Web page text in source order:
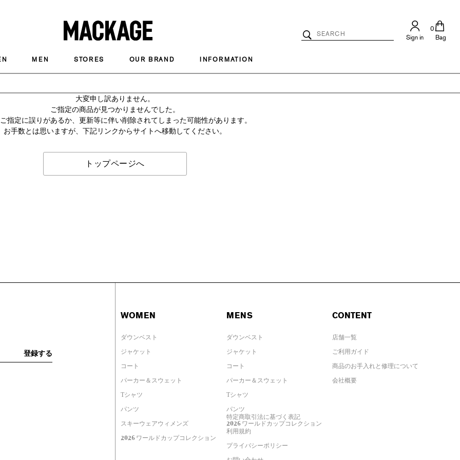
MACKAGE
Bag
0
Sign in
Search
Catalog
MEN STORES OUR BRAND INFORMATION
大変申し訳ありません。
ご指定の商品が見つかりませんでした。
指定に誤りがあるか、更新等に伴い削除されてしまった可能性があります。
お手数とは思いますが、下記リンクからサイトへ移動してください。
トップページへ
WOMEN
ダウンベスト
ジャケット
コート
パーカー＆スウェット
Tシャツ
パンツ
スキーウェアウィメンズ
2026 ワールドカップコレクション
MENS
ダウンベスト
ジャケット
コート
パーカー＆スウェット
Tシャツ
パンツ
2026 ワールドカップコレクション
CONTENT
店舗一覧
ご利用ガイド
商品のお手入れと修理について
会社概要
特定商取引法に基づく表記
利用規約
プライバシーポリシー